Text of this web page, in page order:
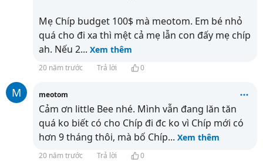
Mẹ Chíp budget 100$ mà meotom. Em bé nhỏ
quá cho đi xa thì mệt cả mẹ lẫn con đấy mẹ chíp
ah. Nếu 2... Xem thêm
20 năm trước Trả lời 0
M meotom
Cảm ơn little Bee nhé. Mình vẫn đang lăn tăn
quá ko biết có cho Chíp đi đc ko vì Chíp mới có
hơn 9 tháng thôi, mà bố Chíp... Xem thêm
20 năm trước Trả lời 0